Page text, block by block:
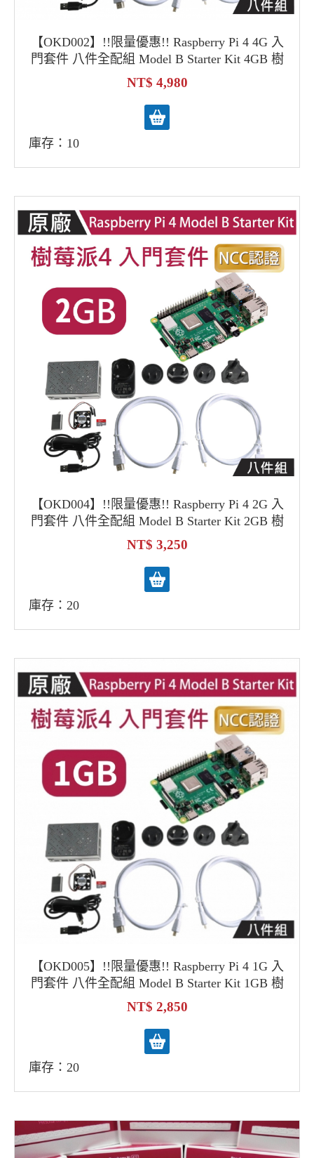
【OKD002】!!限量優惠!! Raspberry Pi 4 4G 入
門套件 八件全配組 Model B Starter Kit 4GB 樹
莓派44,980
庫存：10
【OKD004】!!限量優惠!! Raspberry Pi 4 2G 入
門套件 八件全配組 Model B Starter Kit 2GB 樹
莓派43,250
庫存：20
【OKD005】!!限量優惠!! Raspberry Pi 4 1G 入
門套件 八件全配組 Model B Starter Kit 1GB 樹
莓派42,850
庫存：20